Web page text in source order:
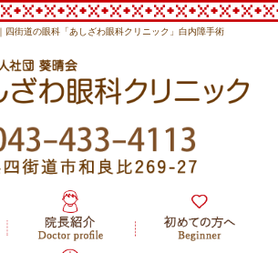
四街道の眼科「あしざわ眼科クリニック」白内障手術